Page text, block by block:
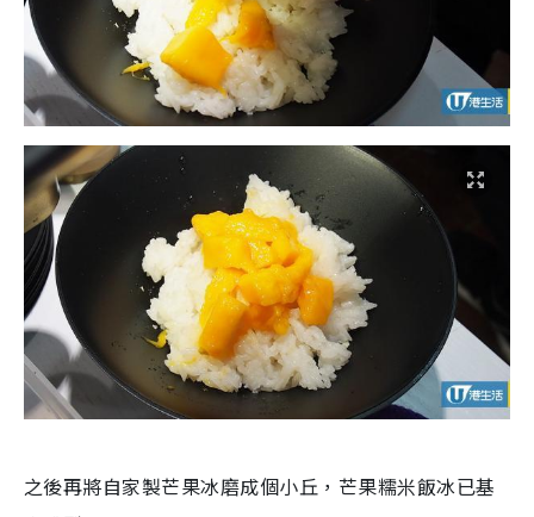
之後再將自家製芒果冰磨成個小丘，芒果糯米飯冰已基